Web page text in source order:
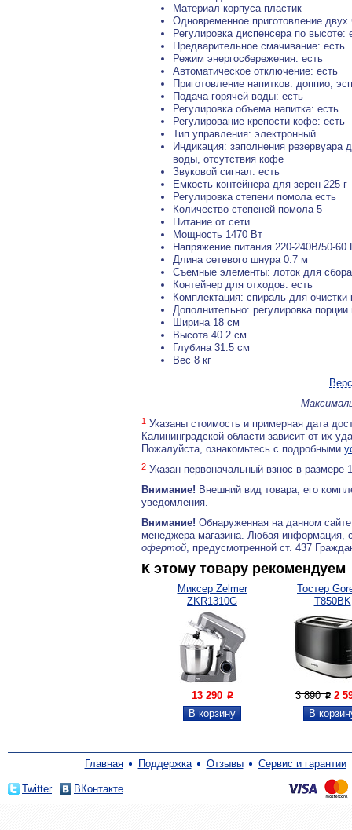
Материал корпуса пластик
Одновременное приготовление двух
Регулировка диспенсера по высоте:
Предварительное смачивание: есть
Режим энергосбережения: есть
Автоматическое отключение: есть
Приготовление напитков: доппио,
Подача горячей воды: есть
Регулировка объема напитка: есть
Регулирование крепости кофе: есть
Тип управления: электронный
Индикация: заполнения резервуара
воды, отсутствия кофе
Звуковой сигнал: есть
Емкость контейнера для зерен 225 г
Регулировка степени помола есть
Количество степеней помола 5
Питание от сети
Мощность 1470 Вт
Напряжение питания 220-240В/50-60
Длина сетевого шнура 0.7 м
Съемные элементы: лоток для
Контейнер для отходов: есть
Комплектация: спираль для
Дополнительно: регулировка порции
Ширина 18 см
Высота 40.2 см
Глубина 31.5 см
Вес 8 кг
1 Указаны стоимость и примерная дата
Калининградской области зависит от их
Пожалуйста, ознакомьтесь с подробными
2 Указан первоначальный взнос в
Внимание! Внешний вид товара, его
уведомления.
Внимание! Обнаруженная на данном
менеджера магазина. Любая информация,
офертой, предусмотренной ст. 437
К этому товару рекомендуем
Миксер Zelmer
ZKR1310G
13 290 P
Тостер
T850BK
3 890P 2
Главная Поддержка Отзывы Сервис и гарантии
Twitter ВКонтакте